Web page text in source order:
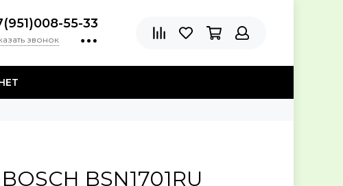
55-33
звонок
BSN1701RU